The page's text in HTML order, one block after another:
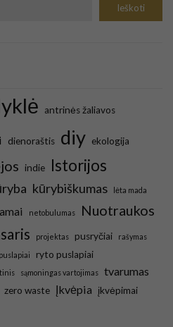
Ieškoti
antrinės žaliavos
dienoraštis diy ekologija
indie Istorijos
kūrybiškumas lėta mada
netobulumas Nuotraukos
projektas pusryčiai
rašymas
ryto puslapiai
sąmoningas vartojimas tvarumas
zero waste Įkvėpia įkvėpimai